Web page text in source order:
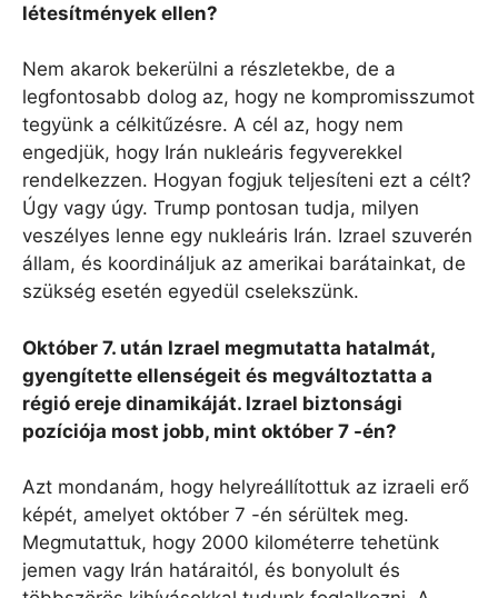
létesítmények ellen?
Nem akarok bekerülni a részletekbe, de a
legfontosabb dolog az, hogy ne kompromisszumot
tegyünk a célkitűzésre. A cél az, hogy nem
engedjük, hogy Irán nukleáris fegyverekkel
rendelkezzen. Hogyan fogjuk teljesíteni ezt a célt?
Úgy vagy úgy. Trump pontosan tudja, milyen
veszélyes lenne egy nukleáris Irán. Izrael szuverén
állam, és koordináljuk az amerikai barátainkat, de
szükség esetén egyedül cselekszünk.
Október 7. után Izrael megmutatta hatalmát,
gyengítette ellenségeit és megváltoztatta a
régió ereje dinamikáját. Izrael biztonsági
pozíciója most jobb, mint október 7 -én?
Azt mondanám, hogy helyreállítottuk az izraeli erő
képét, amelyet október 7 -én sérültek meg.
Megmutattuk, hogy 2000 kilométerre tehetünk
jemen vagy Irán határaitól, és bonyolult és